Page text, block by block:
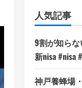
人気記事
9割が知ら
新nisa #nisa
神戸養蜂場